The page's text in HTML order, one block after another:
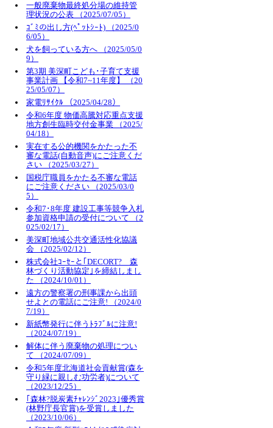
一般廃棄物最終処分場の維持管
理状況の公表 （2025/07/05）
ｺﾞﾐの出し方(ﾍﾟｯﾄｼｰﾄ) （2025/0
6/05）
犬を飼っている方へ （2025/05/0
9）
第3期 美深町こども･子育て支援
事業計画 【令和7~11年度】 （20
25/05/07）
家電ﾘｻｲｸﾙ （2025/04/28）
令和6年度 物価高騰対応重点支援
地方創生臨時交付金事業 （2025/
04/18）
実在する公的機関をかたった不
審な電話(自動音声)にご注意くだ
さい （2025/03/27）
国税庁職員をかたる不審な電話
にご注意ください （2025/03/0
5）
令和7･8年度 建設工事等競争入札
参加資格申請の受付について （2
025/02/17）
美深町地域公共交通活性化協議
会 （2025/02/12）
株式会社ｺｰｾｰと｢DECORT? 森
林づくり活動協定｣を締結しまし
た （2024/10/01）
遠方の警察署の刑事課から出頭
せよとの電話にご注意! （2024/0
7/19）
新紙幣発行に伴うﾄﾗﾌﾞﾙに注意!
（2024/07/19）
解体に伴う廃棄物の処理につい
て （2024/07/09）
令和5年度北海道社会貢献賞(森を
守り緑に親しむ功労者)について
（2023/12/25）
｢森林?脱炭素ﾁｬﾚﾝｼﾞ2023｣優秀賞
(林野庁長官賞)を受賞しました
（2023/10/06）